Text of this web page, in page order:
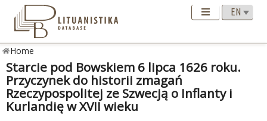
Home
Starcie pod Bowskiem 6 lipca 1626 roku.
Przyczynek do historii zmagań
Rzeczypospolitej ze Szwecją o Inflanty i
Kurlandię w XVII wieku